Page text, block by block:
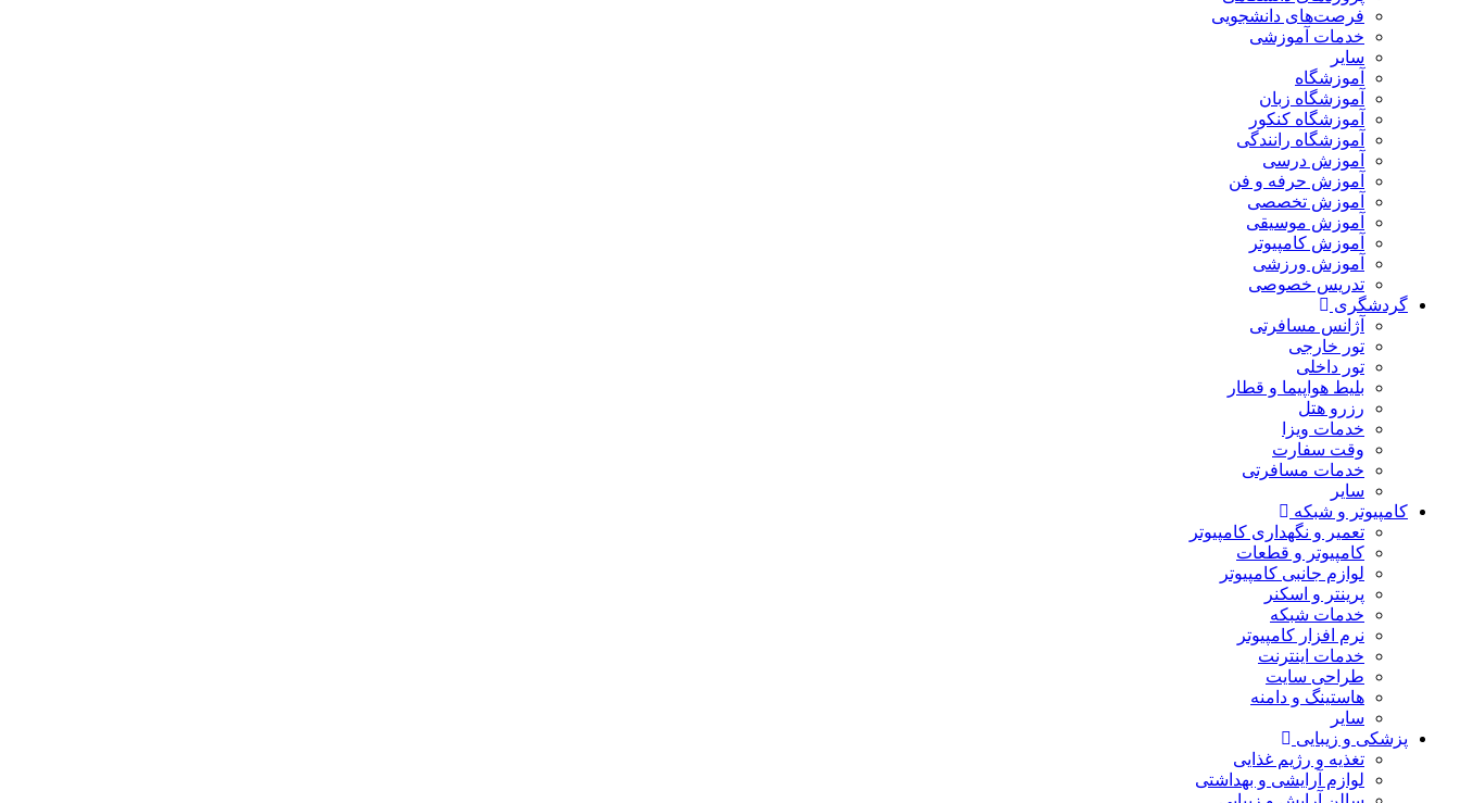
فرصت‌های دانشجویی
خدمات آموزشی
سایر
آموزشگاه
آموزشگاه زبان
آموزشگاه کنکور
آموزشگاه رانندگی
آموزش درسی
آموزش حرفه و فن
آموزش تخصصی
آموزش موسیقی
آموزش کامپیوتر
آموزش ورزشی
تدریس خصوصی
گردشگری
آژانس مسافرتی
تور خارجی
تور داخلی
بلیط هواپیما و قطار
رزرو هتل
خدمات ویزا
وقت سفارت
خدمات مسافرتی
سایر
کامپیوتر و شبکه
تعمیر و نگهداری کامپیوتر
کامپیوتر و قطعات
لوازم جانبی کامپیوتر
پرینتر و اسکنر
خدمات شبکه
نرم افزار کامپیوتر
خدمات اینترنت
طراحی سایت
هاستینگ و دامنه
سایر
پزشکی و زیبایی
تغذیه و رژیم غذایی
لوازم آرایشی و بهداشتی